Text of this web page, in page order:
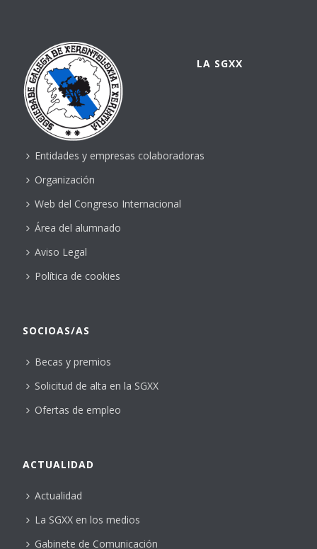
LA SGXX
Entidades y empresas colaboradoras
Organización
Web del Congreso Internacional
Área del alumnado
Aviso Legal
Política de cookies
SOCIOAS/AS
Becas y premios
Solicitud de alta en la SGXX
Ofertas de empleo
ACTUALIDAD
Actualidad
La SGXX en los medios
Gabinete de Comunicación